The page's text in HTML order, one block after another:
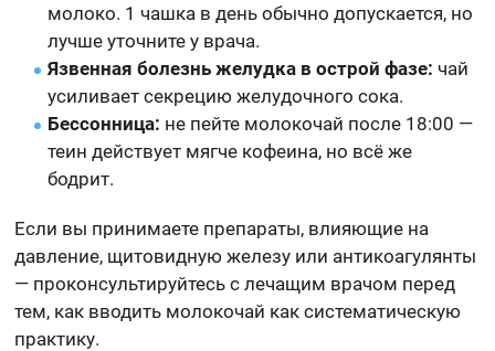
молоко. 1 чашка в день обычно допускается, но
лучше уточните у врача.
Язвенная болезнь желудка в острой фазе: чай
усиливает секрецию желудочного сока.
Бессонница: не пейте молокочай после 18:00 —
теин действует мягче кофеина, но всё же
бодрит.
Если вы принимаете препараты, влияющие на
давление, щитовидную железу или антикоагулянты
— проконсультируйтесь с лечащим врачом перед
тем, как вводить молокочай как систематическую
практику.